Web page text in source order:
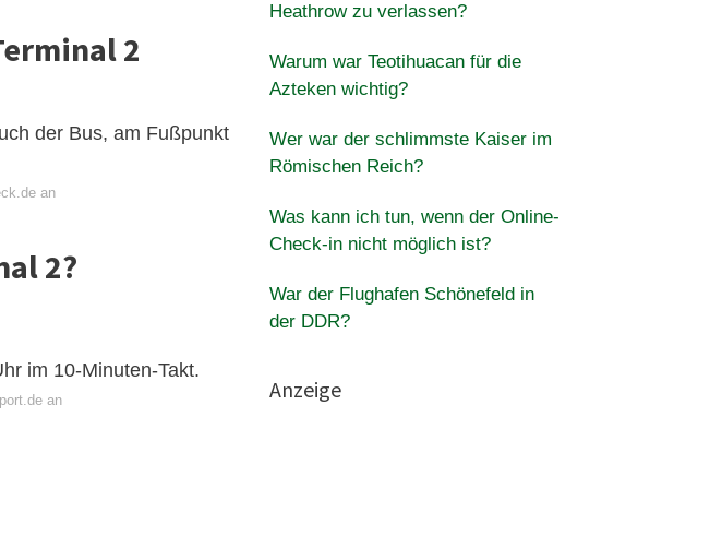
2
der Bus, am Fußpunkt
an
2?
im 10-Minuten-Takt.
an
Heathrow zu verlassen?
Warum war Teotihuacan für die
Azteken wichtig?
Wer war der schlimmste Kaiser im
Römischen Reich?
Was kann ich tun, wenn der Online-
Check-in nicht möglich ist?
War der Flughafen Schönefeld in
der DDR?
Anzeige